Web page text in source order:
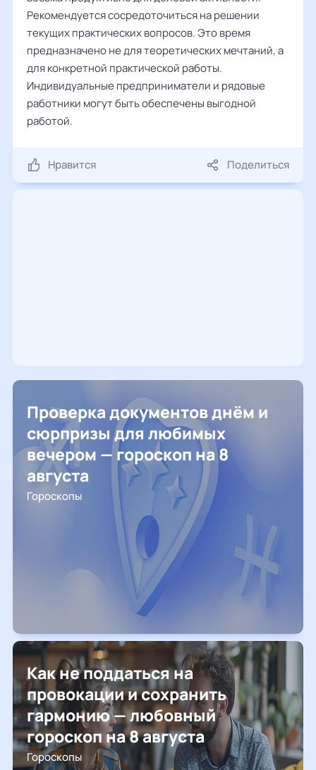
Рекомендуется сосредоточиться на решении
текущих практических вопросов. Это время
предназначено не для теоретических мечтаний, а
для конкретной практической работы.
Индивидуальные предприниматели и рядовые
работники могут быть обеспечены выгодной
работой.
Нравится Поделиться
Проверка документов днём и
сюрпризы для любимых
вечером — гороскоп на 8
августа
Гороскопы
Как не поддаться на
провокации и сохранить
гармонию — любовный
гороскоп на 8 августа
Гороскопы